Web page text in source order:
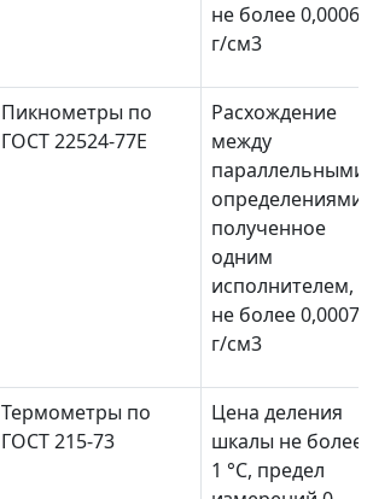
не более 0,0006
г/см3
Пикнометры по
ГОСТ 22524-77Е
Расхождение
между
параллельными
определениями,
полученное
одним
исполнителем,
не более 0,0007
г/см3
Термометры по
ГОСТ 215-73
Цена деления
шкалы не более
1 °С, предел